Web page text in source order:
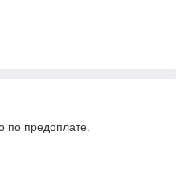
по предоплате.